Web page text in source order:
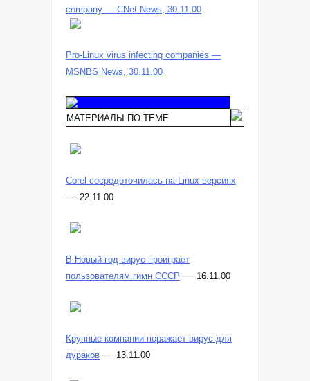
company — CNet News, 30.11.00
Pro-Linux virus infecting companies —
MSNBS News, 30.11.00
МАТЕРИАЛЫ ПО ТЕМЕ
Corel сосредоточилась на Linux-версиях
— 22.11.00
В Новый год вирус проиграет
пользователям гимн СССР — 16.11.00
Крупные компании поражает вирус для
дураков — 13.11.00